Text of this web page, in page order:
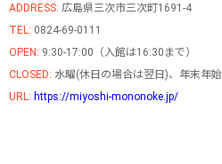
ADDRESS: 広島県三次市三次町1691-4
TEL: 0824-69-0111
OPEN: 9:30-17:00（入館は16:30まで）
CLOSED: 水曜(休日の場合は翌日)、年末年始
URL: https://miyoshi-mononoke.jp/